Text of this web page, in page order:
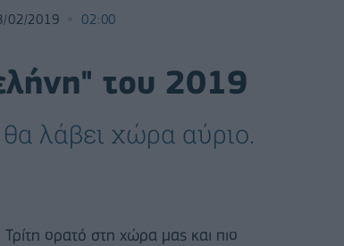
02/2019 02:00
του 2019
λάβει χώρα αύριο.
ορατό στη χώρα μας και πιο